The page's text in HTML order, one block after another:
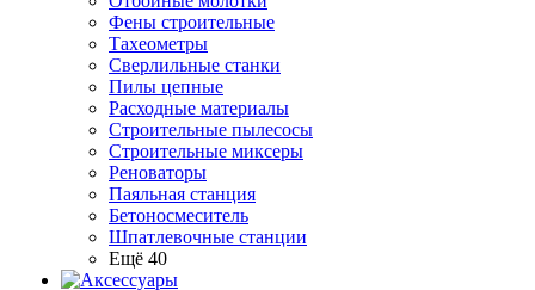
Фены строительные
Тахеометры
Сверлильные станки
Пилы цепные
Расходные материалы
Строительные пылесосы
Строительные миксеры
Реноваторы
Паяльная станция
Бетоносмеситель
Шпатлевочные станции
Ещё 40